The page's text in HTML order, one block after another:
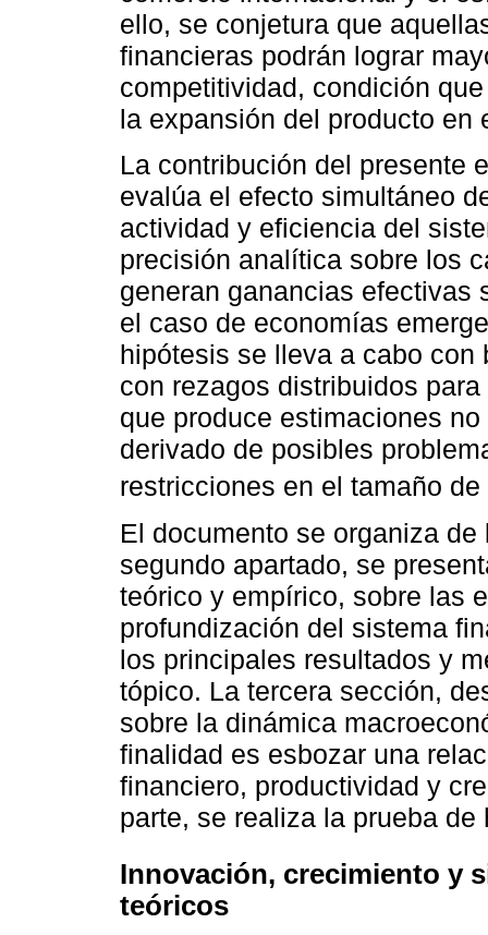
ello, se conjetura que
financieras podrán lograr
competitividad, condición
la expansión del producto en
La contribución del presente
evalúa el efecto simultáneo
actividad y eficiencia del
precisión analítica sobre los
generan ganancias efectivas
el caso de economías
hipótesis se lleva a cabo con
con rezagos distribuidos
que produce estimaciones
derivado de posibles
restricciones en el tamaño
El documento se organiza
segundo apartado, se
teórico y empírico, sobre las
profundización del sistema
los principales resultados y
tópico. La tercera sección,
sobre la dinámica
finalidad es esbozar una
financiero, productividad y
parte, se realiza la prueba de
Innovación, crecimiento y
teóricos